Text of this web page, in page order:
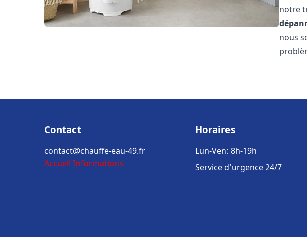
notre
nous
Contact
contact@chauffe-eau-49.fr
Accueil Informations
Horaires
Lun-Ven: 8h-19h
Service d'urgence 24/7